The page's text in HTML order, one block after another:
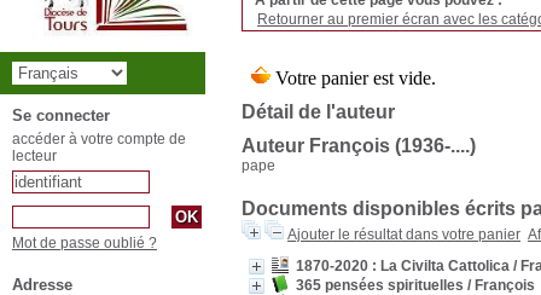
Retourner au premier écran avec les
Détail de l'auteur
Auteur François (1936-....)
pape
Documents disponibles écrits
Ajouter le résultat dans votre panier
1870-2020 : La Civilta Cattolica /
365 pensées spirituelles / François
Se connecter
accéder à votre compte de
lecteur
Mot de passe oublié ?
Adresse